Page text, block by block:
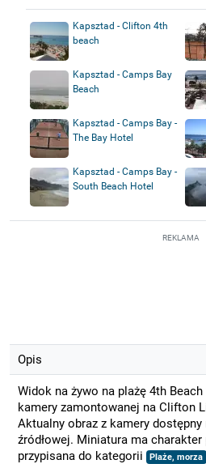
Kapsztad - Clifton 4th
beach
Kapsztad - Camps Bay
Beach
Kapsztad - Camps Bay -
The Bay Hotel
Kapsztad - Camps Bay -
South Beach Hotel
REKLAMA
Opis
Widok na żywo na plażę 4th
kamery zamontowanej na Clifton
Aktualny obraz z kamery
źródłowej. Miniatura ma charakter
przypisana do kategorii
Plaże, morza